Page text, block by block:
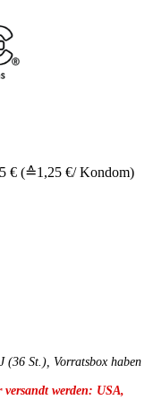
€ (≙1,25 €/ Kondom)
(36 St.), Vorratsbox haben
werden: USA,